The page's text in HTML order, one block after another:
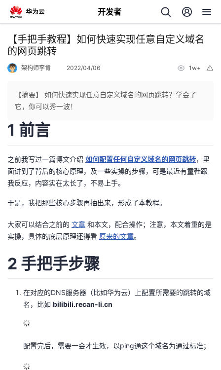
开发者
返
回
主
的
者
我
博
的
我
我
的
发
者
我
Programs
的
支
我
【手把手教程】如何快速实现任意自定义域名
的网页跳转
架构师李肯 2022/04/06 1w+
【摘要】 如何快速实现任意自定义域名的网页跳转？学会了
它，你可以秀一波！
1 前言
之前我写过一篇博文介绍 如何配置任何自定义域名的网页跳转，里
面讲到了背后的核心原理，及一些实操的步骤，可是最近有童鞋跟
我反应，内容实在太长了，不易上手。
于是，我把那些核心步骤再抽出来，形成了本教程。
大家可以结合之前的 文章 和本文，配合操作；注意，本文着重的是
实操，具体的底层原理还得看 原来的文章。
2 手把手步骤
在对应的DNS服务器（比如华为云）上配置所需要的跳转的域
名，比如 bilibili.recan-li.cn
配置完后，需要一会才生效，以ping通这个域名为通过标准；